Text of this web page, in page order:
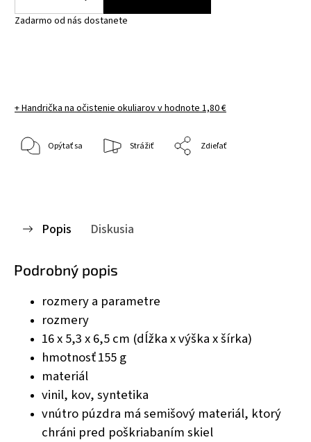
Zadarmo od nás dostanete
+ Handrička na očistenie okuliarovv hodnote 1,80 €
Opýtať sa Strážiť Zdieľať
Popis Diskusia
Podrobný popis
rozmery a parametre
rozmery
16 x 5,3 x 6,5 cm (dĺžka x výška x šírka)
hmotnosť155 g
materiál
vinil, kov, syntetika
vnútro púzdra má semišový materiál, ktorý
chráni pred poškriabaním skiel